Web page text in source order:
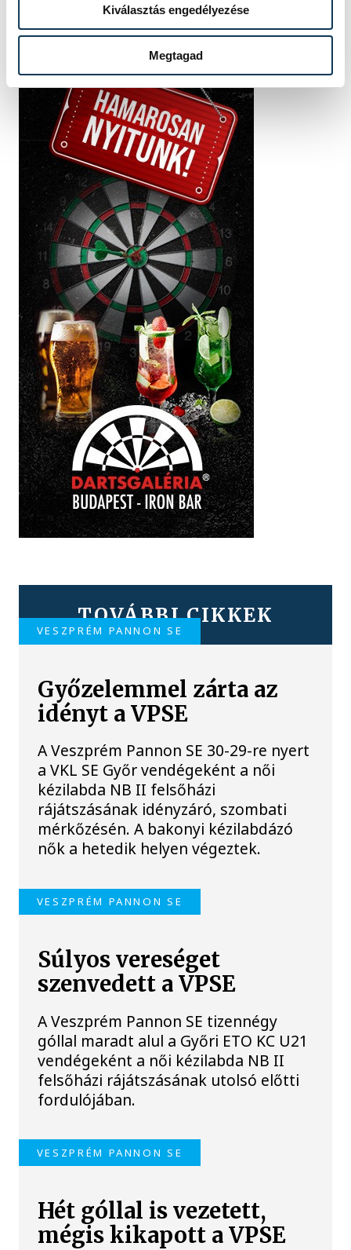
Kiválasztás engedélyezése
Megtagad
TOVÁBBI CIKKEK
VESZPRÉM PANNON SE
Győzelemmel zárta az
idényt a VPSE
A Veszprém Pannon SE 30-29-re nyert
a VKL SE Győr vendégeként a női
kézilabda NB II felsőházi
rájátszásának idényzáró, szombati
mérkőzésén. A bakonyi kézilabdázó
nők a hetedik helyen végeztek.
VESZPRÉM PANNON SE
Súlyos vereséget
szenvedett a VPSE
A Veszprém Pannon SE tizennégy
góllal maradt alul a Győri ETO KC U21
vendégeként a női kézilabda NB II
felsőházi rájátszásának utolsó előtti
fordulójában.
VESZPRÉM PANNON SE
Hét góllal is vezetett,
mégis kikapott a VPSE